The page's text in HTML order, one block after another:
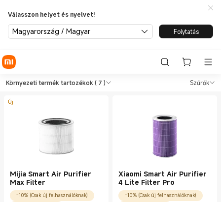
Válasszon helyet és nyelvet!
Magyarország / Magyar Folytatás
Shop Környezeti termékek
Környezeti termék tartozékok ( 7 ) Szűrők
Shop Környezeti termékek
Új
Mijia Smart Air Purifier
Max Filter
-10% (Csak új felhasználóknak)
Xiaomi Smart Air Purifier
4 Lite Filter Pro
-10% (Csak új felhasználóknak)